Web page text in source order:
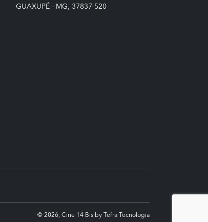
GUAXUPÉ - MG, 37837-520
© 2026, Cine 14 Bis by Tefra Tecnologia